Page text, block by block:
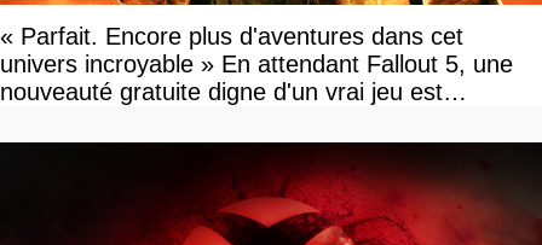
« Parfait. Encore plus d'aventures dans cet
univers incroyable » En attendant Fallout 5, une
nouveauté gratuite digne d'un vrai jeu est